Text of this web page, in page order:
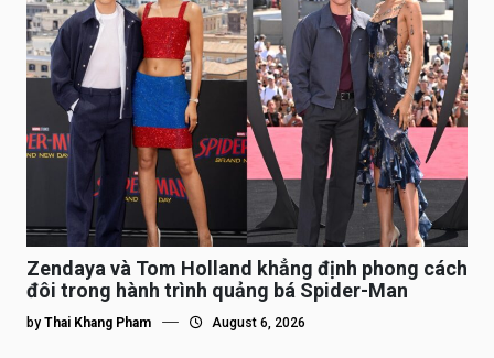
Zendaya và Tom Holland khẳng định phong cách
đôi trong hành trình quảng bá Spider-Man
by Thai Khang Pham August 6, 2026